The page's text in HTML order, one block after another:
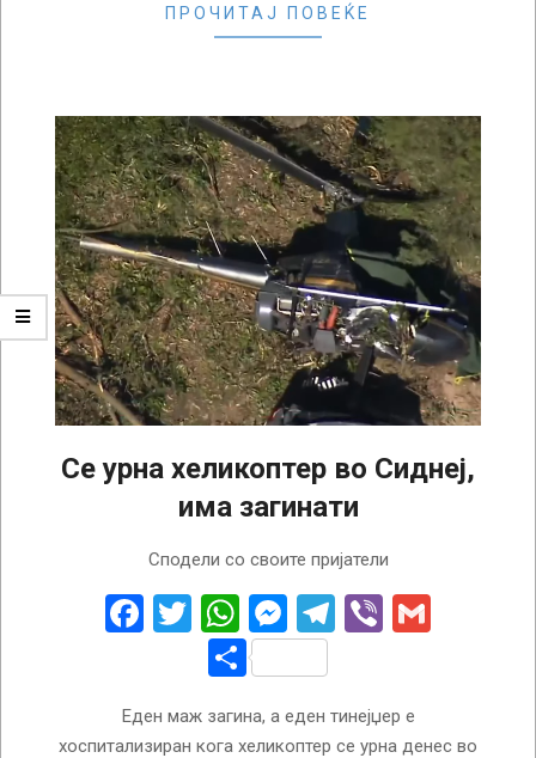
ПРОЧИТАЈ ПОВЕЌЕ
Се урна хеликоптер во Сиднеј,
има загинати
Сподели со своите пријатели
Facebook
Twitter
WhatsApp
Messenger
Telegram
Viber
Share
Еден маж загина, а еден тинејџер е
хоспитализиран кога хеликоптер се урна денес во